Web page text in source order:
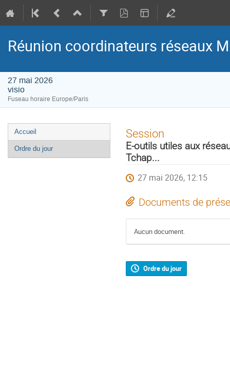
Réunion coordinateurs réseaux
27 mai 2026
visio
Fuseau horaire Europe/Paris
Menu
de
l'événement
Accueil
Ordre du jour
Session
E-outils utiles aux
Tchap...
27 mai 2026, 12:15
Documents de
Aucun document.
Ordre du jour